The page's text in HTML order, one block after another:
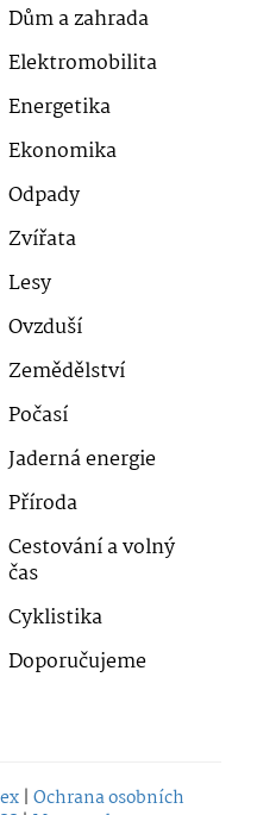
Dům a zahrada
Elektromobilita
Energetika
Ekonomika
Odpady
Zvířata
Lesy
Ovzduší
Zemědělství
Počasí
Jaderná energie
Příroda
Cestování a volný
čas
Cyklistika
Doporučujeme
| Ochrana osobních